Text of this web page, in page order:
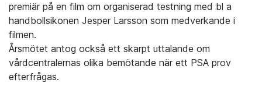
premiär på en film om organiserad testning med bl a
handbollsikonen Jesper Larsson som medverkande i
filmen.
Årsmötet antog också ett skarpt uttalande om
vårdcentralernas olika bemötande när ett PSA prov
efterfrågas.